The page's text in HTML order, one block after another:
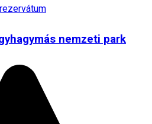
nemzeti park